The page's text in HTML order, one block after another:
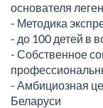
основателя
- Методика
- до 100 детей в
- Собственное
- Амбициозная
Беларуси